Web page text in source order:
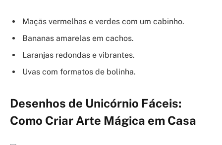
Maçãs vermelhas e verdes com um cabinho.
Bananas amarelas em cachos.
Laranjas redondas e vibrantes.
Uvas com formatos de bolinha.
Desenhos de Unicórnio Fáceis:
Como Criar Arte Mágica em Casa